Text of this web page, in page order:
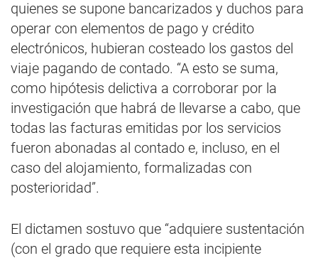
quienes se supone bancarizados y duchos para
operar con elementos de pago y crédito
electrónicos, hubieran costeado los gastos del
viaje pagando de contado. “A esto se suma,
como hipótesis delictiva a corroborar por la
investigación que habrá de llevarse a cabo, que
todas las facturas emitidas por los servicios
fueron abonadas al contado e, incluso, en el
caso del alojamiento, formalizadas con
posterioridad”.
El dictamen sostuvo que “adquiere sustentación
(con el grado que requiere esta incipiente